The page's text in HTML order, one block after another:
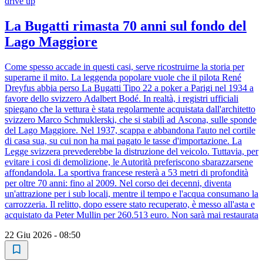
La Bugatti rimasta 70 anni sul fondo del
Lago Maggiore
Come spesso accade in questi casi, serve ricostruirne la storia per
superarne il mito. La leggenda popolare vuole che il pilota René
Dreyfus abbia perso La Bugatti Tipo 22 a poker a Parigi nel 1934 a
favore dello svizzero Adalbert Bodé. In realtà, i registri ufficiali
spiegano che la vettura è stata regolarmente acquistata dall'architetto
svizzero Marco Schmuklerski, che si stabilì ad Ascona, sulle sponde
del Lago Maggiore. Nel 1937, scappa e abbandona l'auto nel cortile
di casa sua, su cui non ha mai pagato le tasse d'importazione. La
Legge svizzera prevederebbe la distruzione del veicolo. Tuttavia, per
evitare i cosi di demolizione, le Autorità preferiscono sbarazzarsene
affondandola. La sportiva francese resterà a 53 metri di profondità
per oltre 70 anni: fino al 2009. Nel corso dei decenni, diventa
un'attrazione per i sub locali, mentre il tempo e l'acqua consumano la
carrozzeria. Il relitto, dopo essere stato recuperato, è messo all'asta e
acquistato da Peter Mullin per 260.513 euro. Non sarà mai restaurata
22 Giu 2026 - 08:50